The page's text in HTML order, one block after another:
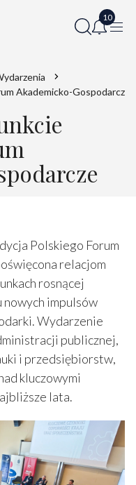
Akademicko-Gospodarcze
Polskiego Forum
relacjom
rosnącej
nowych impulsów
Wydarzenie
publicznej,
i przedsiębiorstw,
kluczowymi
lata.